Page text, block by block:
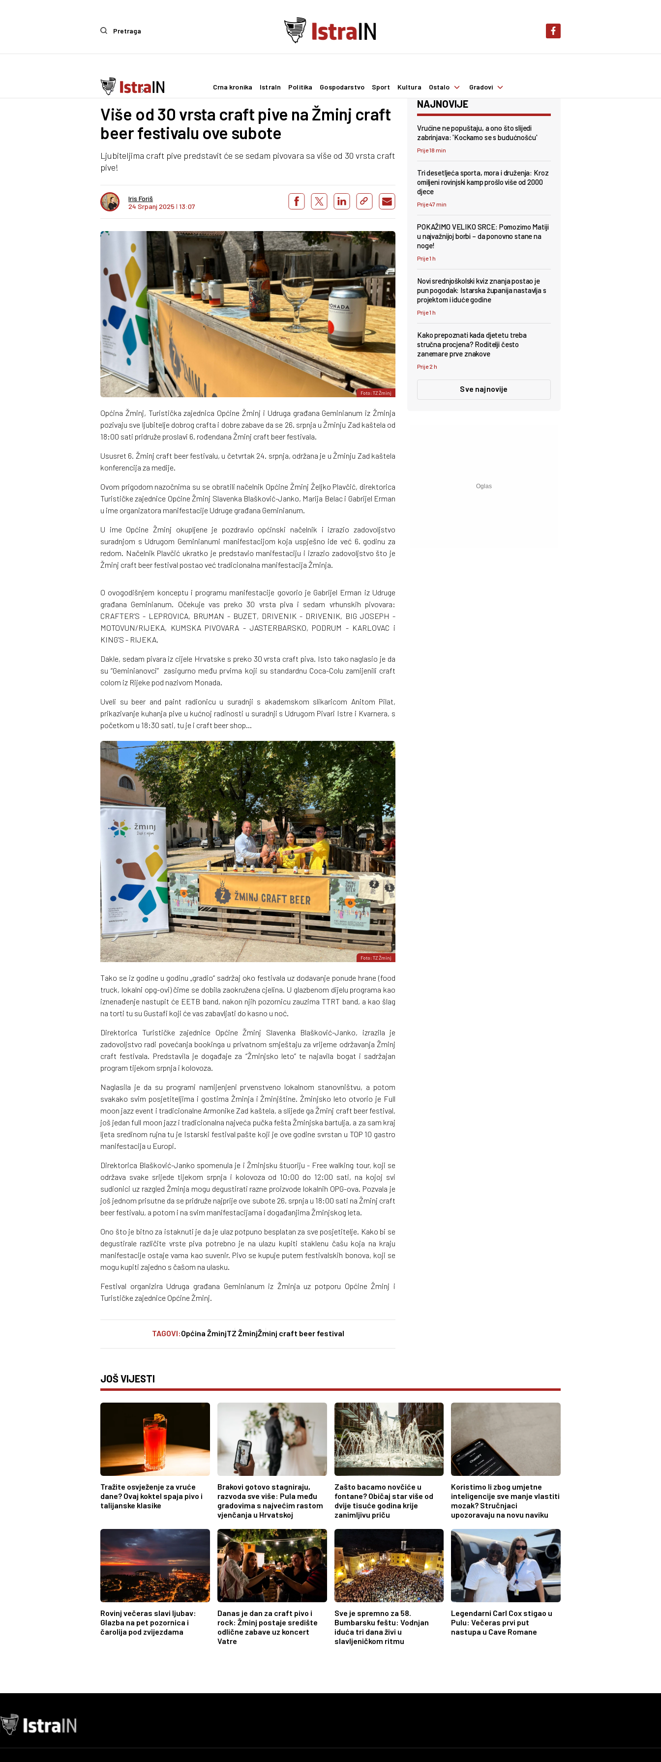
Pretraga
Crna kronika IstraIn Politika Gospodarstvo Sport Kultura Ostalo Gradovi
Ostalo Life & Style
Više od 30 vrsta craft pive na Žminj craft
beer festivalu ove subote
Ljubiteljima craft pive predstavit će se sedam pivovara sa više od 30 vrsta craft
pive!
Iris Foriš
24 Srpanj 2025 I 13:07
Foto: TZ Žminj
Općina Žminj, Turistička zajednica Općine Žminj i Udruga građana Geminianum iz Žminja
pozivaju sve ljubitelje dobrog crafta i dobre zabave da se 26. srpnja u Žminju Zad kaštela od
18:00 sati pridruže proslavi 6. rođendana Žminj craft beer festivala.
Ususret 6. Žminj craft beer festivalu, u četvrtak 24. srpnja, održana je u Žminju Zad kaštela
konferencija za medije.
Ovom prigodom nazočnima su se obratili načelnik Općine Žminj Željko Plavčić, direktorica
Turističke zajednice Općine Žminj Slavenka Blašković-Janko, Marija Belac i Gabrijel Erman
u ime organizatora manifestacije Udruge građana Geminianum.
U ime Općine Žminj okupljene je pozdravio općinski načelnik i izrazio zadovoljstvo
suradnjom s Udrugom Geminianumi manifestacijom koja uspješno ide već 6. godinu za
redom. Načelnik Plavčić ukratko je predstavio manifestaciju i izrazio zadovoljstvo što je
Žminj craft beer festival postao već tradicionalna manifestacija Žminja.
O ovogodišnjem konceptu i programu manifestacije govorio je Gabrijel Erman iz Udruge
građana Geminianum. Očekuje vas preko 30 vrsta piva i sedam vrhunskih pivovara:
CRAFTER’S - LEPROVICA, BRUMAN - BUZET, DRIVENIK - DRIVENIK, BIG JOSEPH -
MOTOVUN/RIJEKA, KUMSKA PIVOVARA - JASTERBARSKO, PODRUM - KARLOVAC i
KING’S - RIJEKA.
Dakle, sedam pivara iz cijele Hrvatske s preko 30 vrsta craft piva. Isto tako naglasio je da
su “Geminianovci” zasigurno među prvima koji su standardnu Coca-Colu zamijenili craft
colom iz Rijeke pod nazivom Monada.
Uveli su beer and paint radionicu u suradnji s akademskom slikaricom Anitom Pilat,
prikazivanje kuhanja pive u kućnoj radinosti u suradnji s Udrugom Pivari Istre i Kvarnera, s
početkom u 18:30 sati, tu je i craft beer shop...
Foto: TZ Žminj
Tako se iz godine u godinu „gradio“ sadržaj oko festivala uz dodavanje ponude hrane (food
truck, lokalni opg-ovi) čime se dobila zaokružena cjelina. U glazbenom dijelu programa kao
iznenađenje nastupit će EETB band, nakon njih pozornicu zauzima TTRT band, a kao šlag
na torti tu su Gustafi koji će vas zabavljati do kasno u noć.
Direktorica Turističke zajednice Općine Žminj Slavenka Blašković-Janko, izrazila je
zadovoljstvo radi povećanja bookinga u privatnom smještaju za vrijeme održavanja Žminj
craft festivala. Predstavila je događaje za “Žminjsko leto” te najavila bogat i sadržajan
program tijekom srpnja i kolovoza.
Naglasila je da su programi namijenjeni prvenstveno lokalnom stanovništvu, a potom
svakako svim posjetiteljima i gostima Žminja i Žminjštine. Žminjsko leto otvorio je Full
moon jazz event i tradicionalne Armonike Zad kaštela, a slijede ga Žminj craft beer festival,
još jedan full moon jazz i tradicionalna najveća pučka fešta Žminjska bartulja, a za sam kraj
ljeta sredinom rujna tu je Istarski festival pašte koji je ove godine svrstan u TOP 10 gastro
manifestacija u Europi.
Direktorica Blašković-Janko spomenula je i Žminjsku štuoriju - Free walking tour, koji se
održava svake srijede tijekom srpnja i kolovoza od 10:00 do 12:00 sati, na kojoj svi
sudionici uz razgled Žminja mogu degustirati razne proizvode lokalnih OPG-ova. Pozvala je
još jednom prisutne da se pridruže najprije ove subote 26. srpnja u 18:00 sati na Žminj craft
beer festivalu, a potom i na svim manifestacijama i događanjima Žminjskog leta.
Ono što je bitno za istaknuti je da je ulaz potpuno besplatan za sve posjetitelje. Kako bi se
degustirale različite vrste piva potrebno je na ulazu kupiti staklenu čašu koja na kraju
manifestacije ostaje vama kao suvenir. Pivo se kupuje putem festivalskih bonova, koji se
mogu kupiti zajedno s čašom na ulasku.
Festival organizira Udruga građana Geminianum iz Žminja uz potporu Općine Žminj i
Turističke zajednice Općine Žminj.
TAGOVI:Općina ŽminjTZ ŽminjŽminj craft beer festival
NAJNOVIJE
Vrućine ne popuštaju, a ono što slijedi
zabrinjava: 'Kockamo se s budućnošću'
Prije 18 min
Tri desetljeća sporta, mora i druženja: Kroz
omiljeni rovinjski kamp prošlo više od 2000
djece
Prije 47 min
POKAŽIMO VELIKO SRCE: Pomozimo Matiji
u najvažnijoj borbi – da ponovno stane na
noge!
Prije 1 h
Novi srednjoškolski kviz znanja postao je
pun pogodak: Istarska županija nastavlja s
projektom i iduće godine
Prije 1 h
Kako prepoznati kada djetetu treba
stručna procjena? Roditelji često
zanemare prve znakove
Prije 2 h
Sve najnovije
JOŠ VIJESTI
Tražite osvježenje za vruće
dane? Ovaj koktel spaja pivo i
talijanske klasike
Brakovi gotovo stagniraju,
razvoda sve više: Pula među
gradovima s najvećim rastom
vjenčanja u Hrvatskoj
Zašto bacamo novčiće u
fontane? Običaj star više od
dvije tisuće godina krije
zanimljivu priču
Koristimo li zbog umjetne
inteligencije sve manje vlastiti
mozak? Stručnjaci
upozoravaju na novu naviku
Rovinj večeras slavi ljubav:
Glazba na pet pozornica i
čarolija pod zvijezdama
Danas je dan za craft pivo i
rock: Žminj postaje središte
odlične zabave uz koncert
Vatre
Sve je spremno za 58.
Bumbarsku feštu: Vodnjan
iduća tri dana živi u
slavljeničkom ritmu
Legendarni Carl Cox stigao u
Pulu: Večeras prvi put
nastupa u Cave Romane